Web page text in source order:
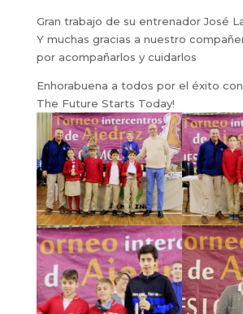
Gran trabajo de su entrenador José
Y muchas gracias a nuestro
por acompañarlos y cuidarlos
Enhorabuena a todos por el éxito
The Future Starts Today!